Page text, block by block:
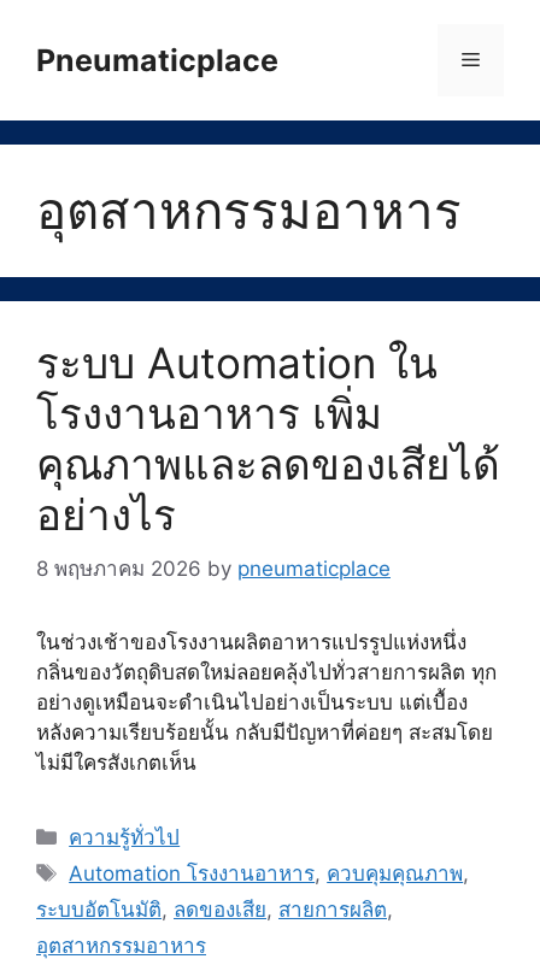
contentPneumaticplace Menu
อุตสาหกรรมอาหาร
ระบบ Automation ใน
โรงงานอาหาร เพิ่ม
คุณภาพและลดของเสียได้
อย่างไร
8 พฤษภาคม 2026 by pneumaticplace
ในช่วงเช้าของโรงงานผลิตอาหารแปรรูปแห่งหนึ่ง
กลิ่นของวัตถุดิบสดใหม่ลอยคลุ้งไปทั่วสายการผลิต ทุก
อย่างดูเหมือนจะดำเนินไปอย่างเป็นระบบ แต่เบื้อง
หลังความเรียบร้อยนั้น กลับมีปัญหาที่ค่อยๆ สะสมโดย
ไม่มีใครสังเกตเห็น
Categories
ความรู้ทั่วไป
Tags
Automation โรงงานอาหาร, ควบคุมคุณภาพ,
ระบบอัตโนมัติ, ลดของเสีย, สายการผลิต,
อุตสาหกรรมอาหาร